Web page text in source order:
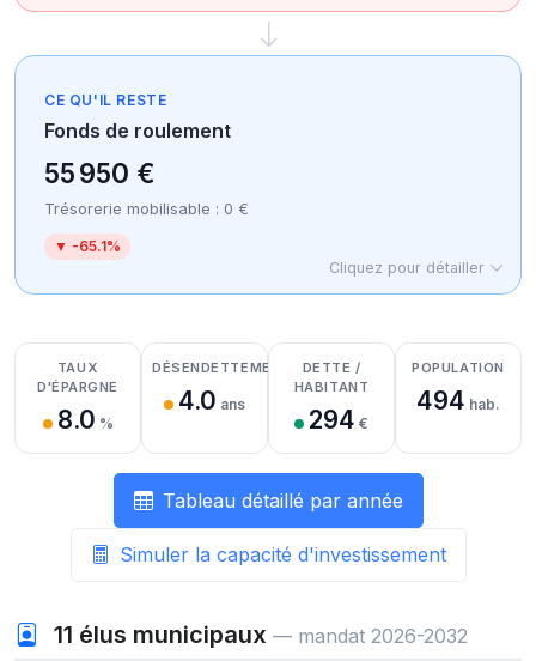
CE QU'IL RESTE
Fonds de roulement
55 950 €
Trésorerie mobilisable : 0 €
▼ -65.1%
Cliquez pour détailler
Détail des recettes
Détail des dépenses
Détail de la trésorerie
TAUX
D'ÉPARGNE
8.0 %
DÉSENDETTEMENT
4.0 ans
DETTE /
HABITANT
294 €
POPULATION
494 hab.
Tableau détaillé par année
Simuler la capacité d'investissement
11 élus municipaux — mandat 2026-2032